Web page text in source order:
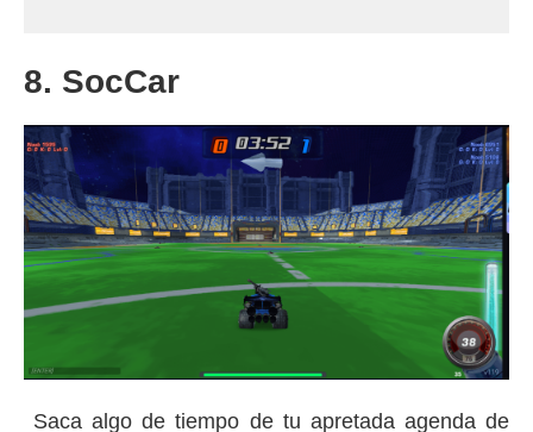
8. SocCar
Saca algo de tiempo de tu apretada agenda de